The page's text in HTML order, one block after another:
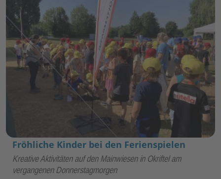
Fröhliche Kinder bei den Ferienspielen
Kreative Aktivitäten auf den Mainwiesen in Okriftel am
vergangenen Donnerstagmorgen